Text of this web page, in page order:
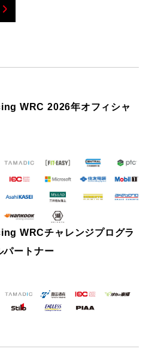
WRC 2026年オフィシャ
WRCチャレンジプログラ
パートナー